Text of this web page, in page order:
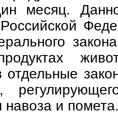
месяц.
отдельные
и